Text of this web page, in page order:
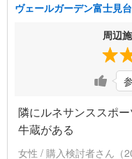
ヴェールガーデン富士見台
周辺
隣にルネサンススポ
牛蔵がある
女性 / 購入検討者さん（